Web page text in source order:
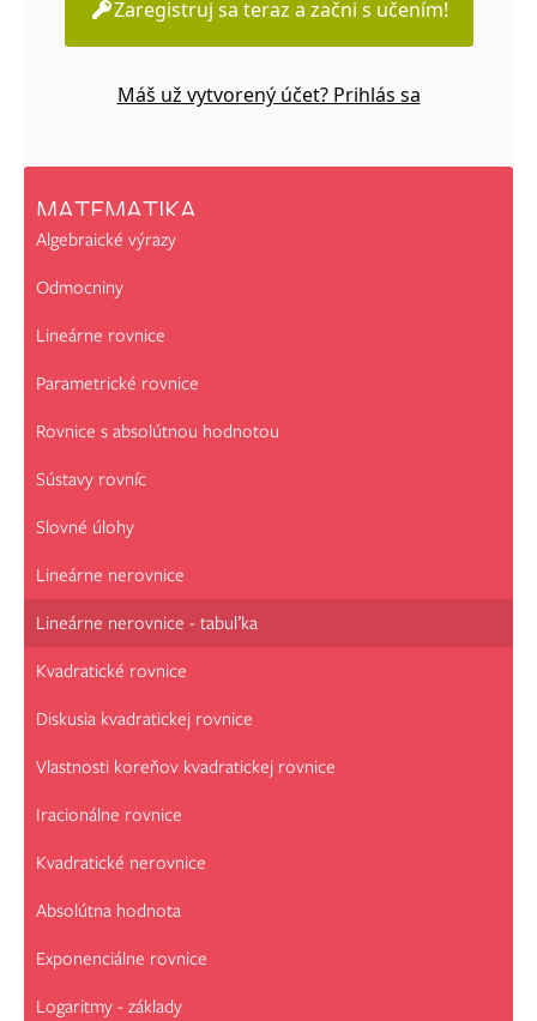
Zaregistruj sa teraz a začni s učením!
Máš už vytvorený účet? Prihlás sa
MATEMATIKA
Algebraické výrazy
Odmocniny
Lineárne rovnice
Parametrické rovnice
Rovnice s absolútnou hodnotou
Sústavy rovníc
Slovné úlohy
Lineárne nerovnice
Lineárne nerovnice - tabuľka
Kvadratické rovnice
Diskusia kvadratickej rovnice
Vlastnosti koreňov kvadratickej rovnice
Iracionálne rovnice
Kvadratické nerovnice
Absolútna hodnota
Exponenciálne rovnice
Logaritmy - základy